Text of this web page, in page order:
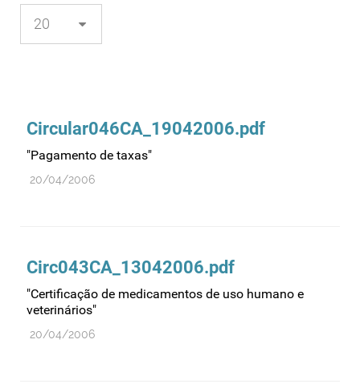
Certificação
Controlo de qualidade
Ensaios clínicos
Entidades reguladoras
Estrutura e organização
Circular046CA_19042006.pdf
"Pagamento de taxas"
20/04/2006
Circ043CA_13042006.pdf
"Certificação de medicamentos de uso humano e
veterinários"
20/04/2006